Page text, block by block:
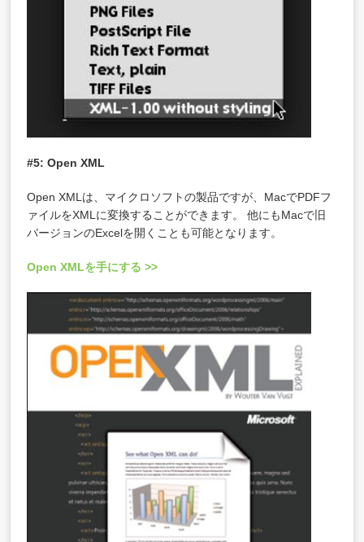
#5: Open XML
Open XMLは、マイクロソフトの製品ですが、MacでPDFフ
ァイルをXMLに変換することができます。 他にもMacで旧
バージョンのExcelを開くことも可能となります。
Open XMLを手にする >>